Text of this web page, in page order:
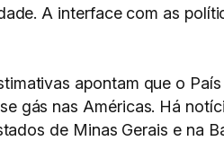
A interface com as
apontam que o
gás nas Américas. Há
de Minas Gerais e na